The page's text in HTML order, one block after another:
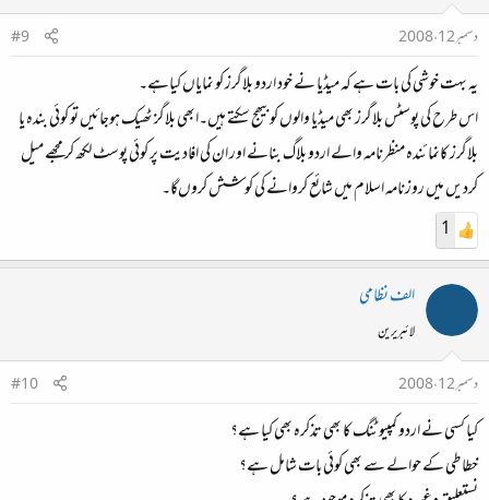
دسمبر 12، 2008
#9
یہ بہت خوشی کی بات ہے کہ میڈیا نے خود اردو بلاگرز کو نمایاں کیاہے۔
اس طرح کی پوسٹس بلاگرز بھی میڈیا والوں کو بیھج سکتے ہیں۔ابھی بلاگز ٹھیک ہوجائیں تو کوئی بندہ یا
بلاگرز کانمائندہ منظرنامہ والے اردو بلاگ بنانے اور ان کی افادیت پر کوئی پوسٹ لکھ کر مجھے میل
کردیں‌ میں روزنامہ اسلام میں شائع کروانے کی کوشش کروں‌گا۔
1
الف نظامی
لائبریرین
دسمبر 12، 2008
#10
کیا کسی نے اردو کمپیوٹنگ کا بھی تذکرہ بھی کیا ہے؟
خطاطی کے حوالے سے بھی کوئی بات شامل ہے؟